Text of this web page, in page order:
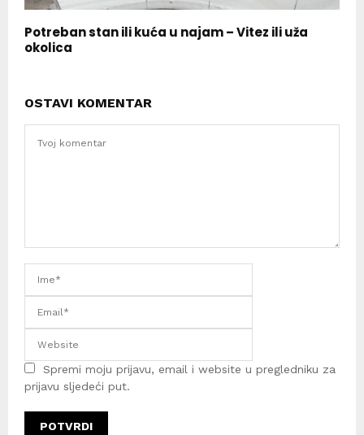
Potreban stan ili kuća u najam – Vitez ili uža
okolica
OSTAVI KOMENTAR
Spremi moju prijavu, email i website u pregledniku za
prijavu sljedeći put.